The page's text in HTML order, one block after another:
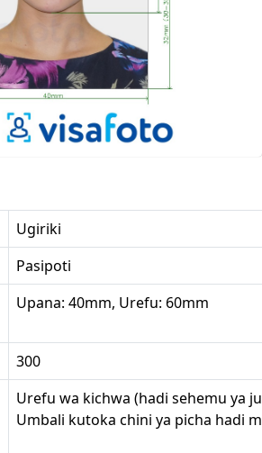
Ugiriki
Pasipoti
Upana: 40mm, Urefu: 60mm
300
Urefu wa kichwa (hadi sehemu ya
Umbali kutoka chini ya picha hadi